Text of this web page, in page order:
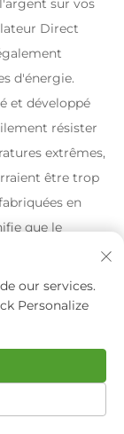
sur vos
Direct
d'énergie.
et développé
résister
extrêmes,
être trop
en
que le
plus difficiles.
de 12 pieds
La
qu'il n'y a ni
peut être
pour les
l'importance et
our services.
Personalize